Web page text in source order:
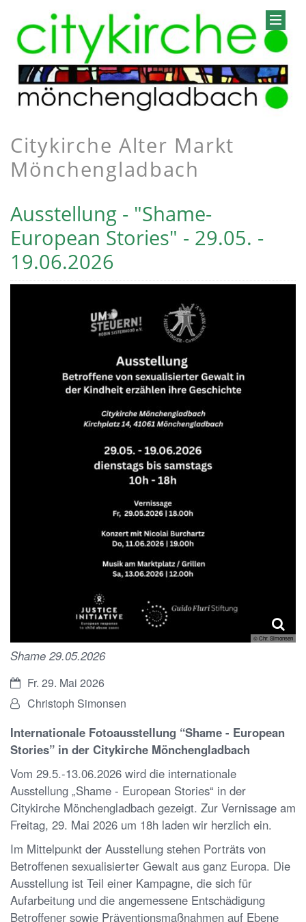
Citykirche Alter Markt
Mönchengladbach
Ausstellung - "Shame-
European Stories" - 29.05. -
19.06.2026
© Chr. Simonsen
Shame 29.05.2026
Datum:Fr. 29. Mai 2026
Von:Christoph Simonsen
Internationale Fotoausstellung “Shame - European
Stories” in der Citykirche Mönchengladbach
Vom 29.5.-13.06.2026 wird die internationale
Ausstellung „Shame - European Stories“ in der
Citykirche Mönchengladbach gezeigt. Zur Vernissage am
Freitag, 29. Mai 2026 um 18h laden wir herzlich ein.
Im Mittelpunkt der Ausstellung stehen Porträts von
Betroffenen sexualisierter Gewalt aus ganz Europa. Die
Ausstellung ist Teil einer Kampagne, die sich für
Aufarbeitung und die angemessene Entschädigung
Betroffener sowie Präventionsmaßnahmen auf Ebene